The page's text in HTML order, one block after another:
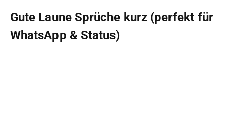
Gute Laune Sprüche kurz (perfekt für
WhatsApp & Status)